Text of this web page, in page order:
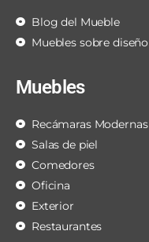
Blog del Mueble
Muebles sobre diseño
Muebles
Recámaras Modernas
Salas de piel
Comedores
Oficina
Exterior
Restaurantes